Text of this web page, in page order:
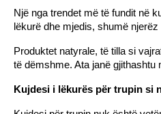
Një nga trendet më të fundit në
lëkurë dhe mjedis, shumë
Produktet natyrale, të tilla si
të dëmshme. Ata janë
Kujdesi i lëkurës për trupin si